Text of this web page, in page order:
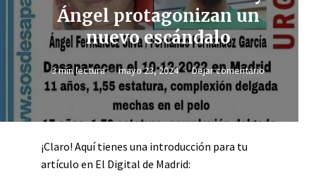
Ángel protagonizan un
nuevo escándalo
3 min lectura mayo 23, 2024 Dejar comentario
¡Claro! Aquí tienes una introducción para tu
artículo en El Digital de Madrid: